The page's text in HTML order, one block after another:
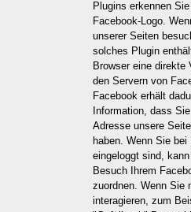
Plugins erkennen
Facebook-Logo.
unserer Seiten
solches Plugin
Browser eine direkte
den Servern von
Facebook erhält
Information, dass
Adresse unsere
haben. Wenn Sie bei
eingeloggt sind,
Besuch Ihrem
zuordnen. Wenn Sie
interagieren, zum